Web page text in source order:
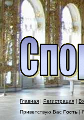
Главная | Регистрация |
Приветствую Вас Гость |